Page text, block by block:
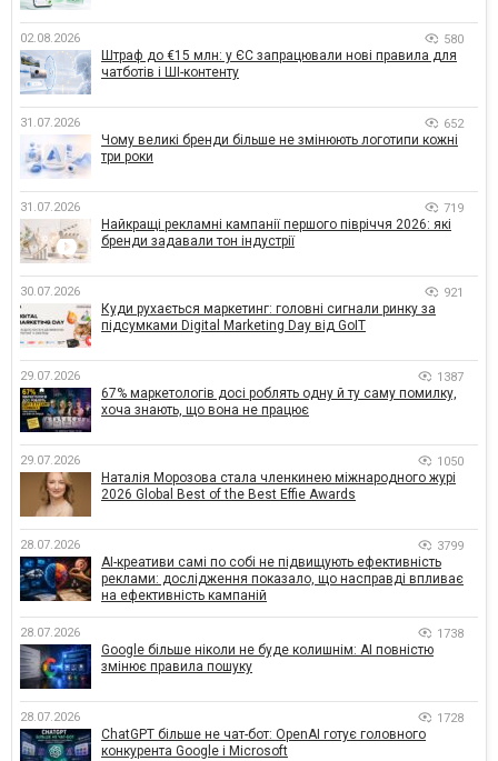
02.08.2026 580
Штраф до €15 млн: у ЄС запрацювали нові правила для
чатботів і ШІ-контенту
31.07.2026 652
Чому великі бренди більше не змінюють логотипи кожні
три роки
31.07.2026 719
Найкращі рекламні кампанії першого півріччя 2026: які
бренди задавали тон індустрії
30.07.2026 921
Куди рухається маркетинг: головні сигнали ринку за
підсумками Digital Marketing Day від GoIT
29.07.2026 1387
67% маркетологів досі роблять одну й ту саму помилку,
хоча знають, що вона не працює
29.07.2026 1050
Наталія Морозова стала членкинею міжнародного журі
2026 Global Best of the Best Effie Awards
28.07.2026 3799
AI-креативи самі по собі не підвищують ефективність
реклами: дослідження показало, що насправді впливає
на ефективність кампаній
28.07.2026 1738
Google більше ніколи не буде колишнім: AI повністю
змінює правила пошуку
28.07.2026 1728
ChatGPT більше не чат-бот: OpenAI готує головного
конкурента Google і Microsoft